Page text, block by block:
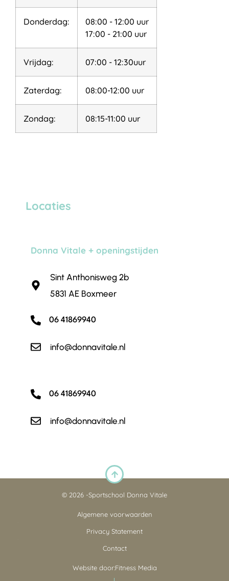
Donderdag:
08:00 - 12:00 uur
17:00 - 21:00 uur
Vrijdag: 07:00 - 12:30uur
Zaterdag: 08:00-12:00 uur
Zondag: 08:15-11:00 uur
Locaties
Donna Vitale + openingstijden
Sint Anthonisweg 2b
5831 AE Boxmeer
06 41869940
info@donnavitale.nl
06 41869940
info@donnavitale.nl
© 2026 -Sportschool Donna Vitale
Algemene voorwaarden
Privacy Statement
Contact
Website door:Fitness Media